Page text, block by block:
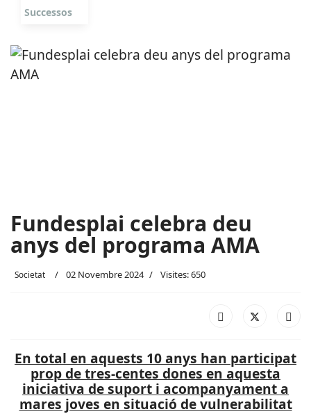
Successos
Fundesplai celebra deu
anys del programa AMA
Societat 02 Novembre 2024 Visites: 650
En total en aquests 10 anys han participat
prop de tres-centes dones en aquesta
iniciativa de suport i acompanyament a
mares joves en situació de vulnerabilitat